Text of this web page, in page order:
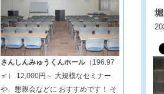
さんしんみゅうくんホール（196.97
㎡） 12,000円～ 大規模なセミナー
や、懇親会などに おすすめです！ そ